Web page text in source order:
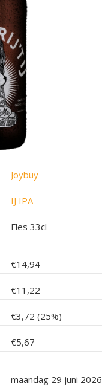
Joybuy
IJ IPA
Fles 33cl
€14,94
€11,22
€3,72 (25%)
€5,67
maandag 29 juni 2026